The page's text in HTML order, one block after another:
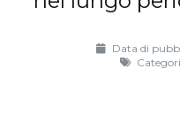
Data di